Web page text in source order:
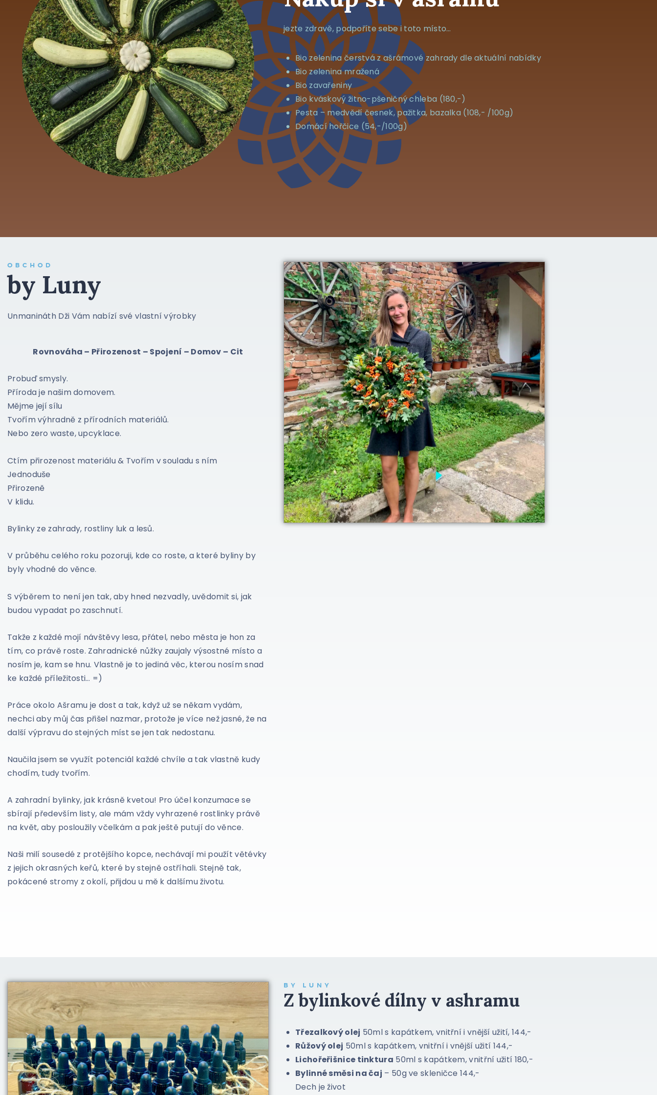
jezte zdravě, podpoříte sebe i toto místo…
Bio zelenina čerstvá z ašrámové zahrady dle aktuální nabídky
Bio zelenina mražená
Bio zavařeniny
Bio kváskový žitno-pšeničný chleba (180,-)
Pesta – medvědí česnek, pažitka, bazalka (108,- /100g)
Domácí hořčice (54,-/100g)
OBCHOD
by Luny
Unmanináth Dži Vám nabízí své vlastní výrobky
Rovnováha – Přirozenost – Spojení – Domov – Cit
Probuď smysly.
Příroda je našim domovem.
Mějme její sílu
Tvořím výhradně z přírodních materiálů.
Nebo zero waste, upcyklace.
Ctím přirozenost materiálu & Tvořím v souladu s ním
Jednoduše
Přirozeně
V klidu.
Bylinky ze zahrady, rostliny luk a lesů.
V průběhu celého roku pozoruji, kde co roste, a které byliny by
byly vhodné do věnce.
S výběrem to není jen tak, aby hned nezvadly, uvědomit si, jak
budou vypadat po zaschnutí.
Takže z každé mojí návštěvy lesa, přátel, nebo města je hon za
tím, co právě roste. Zahradnické nůžky zaujaly výsostné místo a
nosím je, kam se hnu. Vlastně je to jediná věc, kterou nosím snad
ke každé příležitosti… =)
Práce okolo Ašramu je dost a tak, když už se někam vydám,
nechci aby můj čas přišel nazmar, protože je více než jasné, že na
další výpravu do stejných míst se jen tak nedostanu.
Naučila jsem se využít potenciál každé chvíle a tak vlastně kudy
chodím, tudy tvořím.
A zahradní bylinky, jak krásně kvetou! Pro účel konzumace se
sbírají především listy, ale mám vždy vyhrazené rostlinky právě
na květ, aby posloužily včelkám a pak ještě putují do věnce.
Naši milí sousedé z protějšího kopce, nechávají mi použít větévky
z jejich okrasných keřů, které by stejně ostříhali. Stejně tak,
pokácené stromy z okolí, přijdou u mě k dalšímu životu.
BY LUNY
Z bylinkové dílny v ashramu
Třezalkový olej 50ml s kapátkem, vnitřní i vnější užití, 144,-
Růžový olej 50ml s kapátkem, vnitřní i vnější užití 144,-
Lichořeřišnice tinktura 50ml s kapátkem, vnitřní užití 180,-
Bylinné směsi na čaj – 50g ve skleničce 144,-
Dech je život